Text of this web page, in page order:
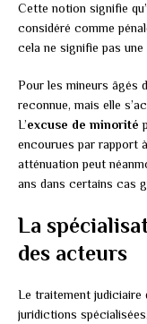
Cette notion signifie
considéré comme
cela ne signifie pas
Pour les mineurs âgés
reconnue, mais elle
L’excuse de minorité
encourues par rapport
atténuation peut
ans dans certains cas
La
des acteurs
Le traitement judiciaire
juridictions